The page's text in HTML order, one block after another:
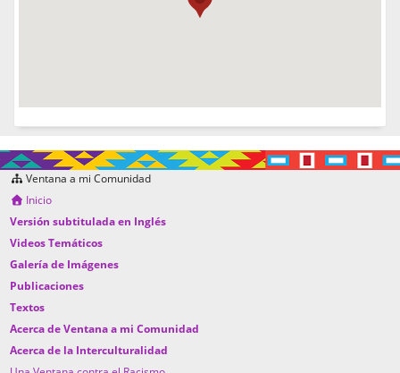
Ventana a mi Comunidad
Inicio
Versión subtitulada en Inglés
Videos Temáticos
Galería de Imágenes
Publicaciones
Textos
Acerca de Ventana a mi Comunidad
Acerca de la Interculturalidad